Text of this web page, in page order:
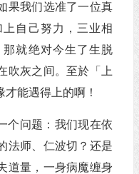
果我们选准了一位真
自己努力，三业相
就绝对今生了生脱
吹灰之间。至於「上
能遇得上的啊！
个问题：我们现在依
法师、仁波切？还是
道量，一身病魔缠身